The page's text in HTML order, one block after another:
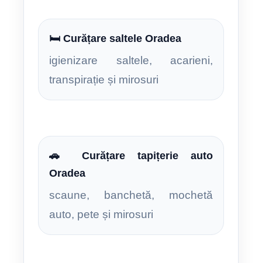
🛏️ Curățare saltele Oradea
igienizare saltele, acarieni,
transpirație și mirosuri
🚗 Curățare tapițerie auto
Oradea
scaune, banchetă, mochetă
auto, pete și mirosuri